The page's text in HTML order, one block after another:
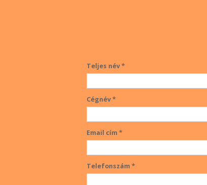
Teljes név *
Cégnév *
Email cím *
Telefonszám *